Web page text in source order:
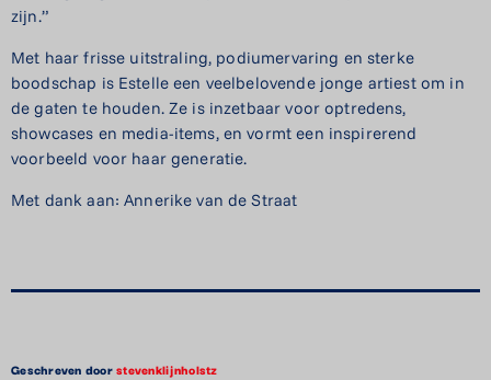
zijn.”
Met haar frisse uitstraling, podiumervaring en sterke
boodschap is Estelle een veelbelovende jonge artiest om in
de gaten te houden. Ze is inzetbaar voor optredens,
showcases en media-items, en vormt een inspirerend
voorbeeld voor haar generatie.
Met dank aan: Annerike van de Straat
Geschreven doorstevenklijnholstz